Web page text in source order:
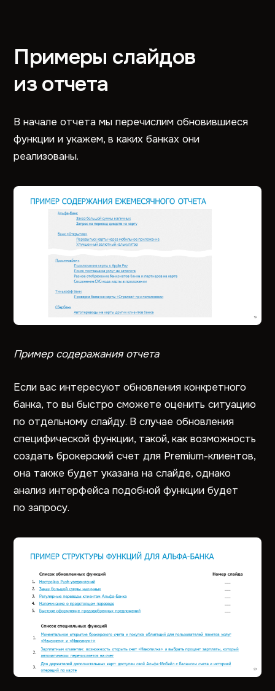
Примеры слайдов
из отчета
В начале отчета мы перечислим обновившиеся
функции и укажем, в каких банках они
реализованы.
Пример содеражания отчета
Если вас интересуют обновления конкретного
банка, то вы быстро сможете оценить ситуацию
по отдельному слайду. В случае обновления
специфической функции, такой, как возможность
создать брокерский счет для Prеmium-клиентов,
она также будет указана на слайде, однако
анализ интерфейса подобной функции будет
по запросу.